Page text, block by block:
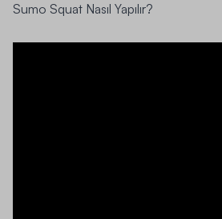
Sumo Squat Nasıl Yapılır?